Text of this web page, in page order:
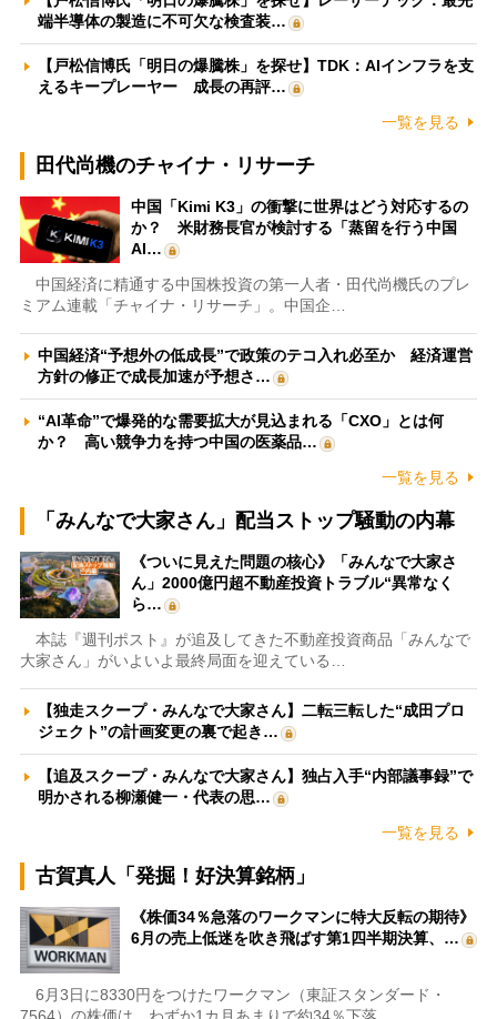
端半導体の製造に不可欠な検査装…
【戸松信博氏「明日の爆騰株」を探せ】TDK：AIインフラを支
えるキープレーヤー 成長の再評…
一覧を見る
田代尚機のチャイナ・リサーチ
中国「Kimi K3」の衝撃に世界はどう対応するの
か？ 米財務長官が検討する「蒸留を行う中国
AI…
中国経済に精通する中国株投資の第一人者・田代尚機氏のプレ
ミアム連載「チャイナ・リサーチ」。中国企…
中国経済“予想外の低成長”で政策のテコ入れ必至か 経済運営
方針の修正で成長加速が予想さ…
“AI革命”で爆発的な需要拡大が見込まれる「CXO」とは何
か？ 高い競争力を持つ中国の医薬品…
一覧を見る
「みんなで大家さん」配当ストップ騒動の内幕
《ついに見えた問題の核心》「みんなで大家さ
ん」2000億円超不動産投資トラブル“異常なく
ら…
本誌『週刊ポスト』が追及してきた不動産投資商品「みんなで
大家さん」がいよいよ最終局面を迎えている…
【独走スクープ・みんなで大家さん】二転三転した“成田プロ
ジェクト”の計画変更の裏で起き…
【追及スクープ・みんなで大家さん】独占入手“内部議事録”で
明かされる柳瀬健一・代表の思…
一覧を見る
古賀真人「発掘！好決算銘柄」
《株価34％急落のワークマンに特大反転の期待》
6月の売上低迷を吹き飛ばす第1四半期決算、…
6月3日に8330円をつけたワークマン（東証スタンダード・